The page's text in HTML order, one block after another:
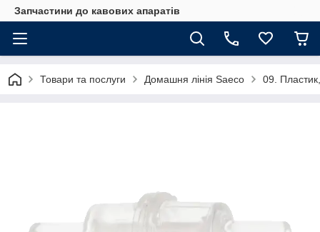
Запчастини до кавових апаратів
Товари та послуги Домашня лінія Saeco 09. Пластик,